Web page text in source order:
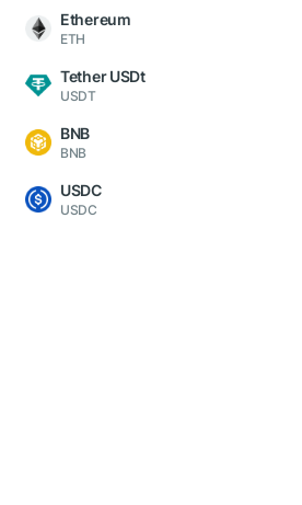
Ethereum
ETH
Tether USDt
USDT
BNB
BNB
USDC
USDC